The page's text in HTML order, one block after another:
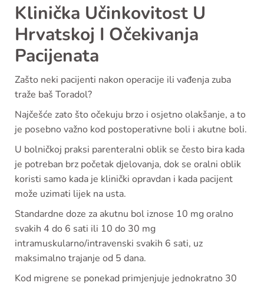
Klinička Učinkovitost U
Hrvatskoj I Očekivanja
Pacijenata
Zašto neki pacijenti nakon operacije ili vađenja zuba
traže baš Toradol?
Najčešće zato što očekuju brzo i osjetno olakšanje, a to
je posebno važno kod postoperativne boli i akutne boli.
U bolničkoj praksi parenteralni oblik se često bira kada
je potreban brz početak djelovanja, dok se oralni oblik
koristi samo kada je klinički opravdan i kada pacijent
može uzimati lijek na usta.
Standardne doze za akutnu bol iznose 10 mg oralno
svakih 4 do 6 sati ili 10 do 30 mg
intramuskularno/intravenski svakih 6 sati, uz
maksimalno trajanje od 5 dana.
Kod migrene se ponekad primjenjuje jednokratno 30